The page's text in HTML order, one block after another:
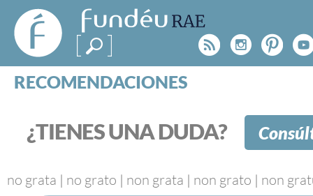
FundéuRAE
- Fundación
del Español
Urgente
Rss
RECOMENDACIONES
CATEGORÍAS
ESPECIALES
BLOG
NOTICIAS
¿TIENES UNA DUDA?
no grata | no grato | non grata | non grato | non